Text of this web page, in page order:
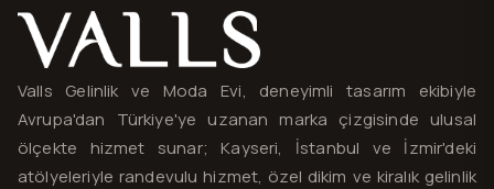
Valls® — site haritası ve iletişim
Valls Gelinlik ve Moda Evi, deneyimli tasarım ekibiyle
Avrupa'dan Türkiye'ye uzanan marka çizgisinde ulusal
ölçekte hizmet sunar; Kayseri, İstanbul ve İzmir'deki
atölyeleriyle randevulu hizmet, özel dikim ve kiralık gelinlik